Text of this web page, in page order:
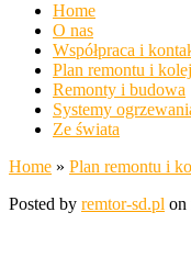
Home
O nas
Współpraca i
Plan remontu i
Remonty i budowa
Systemy
Ze świata
Home » Plan remontu i
Posted by remtor-sd.pl on